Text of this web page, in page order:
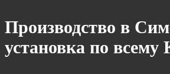
Производство в
установка по